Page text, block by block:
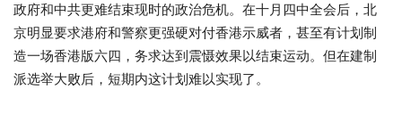
政府和中共更难结束现时的政治危机。在十月四中全会后，北
京明显要求港府和警察更强硬对付香港示威者，甚至有计划制
造一场香港版六四，务求达到震慑效果以结束运动。但在建制
派选举大败后，短期内这计划难以实现了。